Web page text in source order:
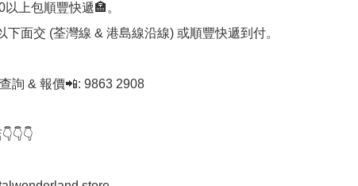
上包順豐快遞🏣。
下面交 (荃灣線 & 港島線沿線) 或順豐快遞到付。
詢 & 報價📲: 9863 2908